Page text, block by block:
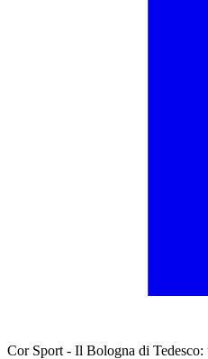
Cor Sport - Il Bologna di